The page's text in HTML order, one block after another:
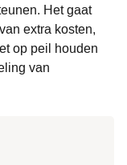
Het gaat
extra kosten,
op peil houden
van